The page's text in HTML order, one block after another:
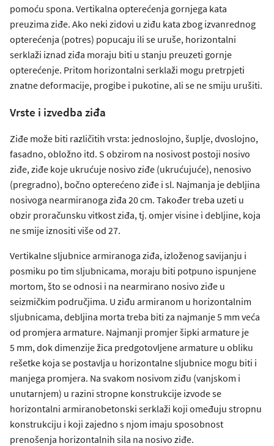
pomoću spona. Vertikalna opterećenja gornjega kata
preuzima ziđe. Ako neki zidovi u ziđu kata zbog izvanrednog
opterećenja (potres) popucaju ili se uruše, horizontalni
serklaži iznad ziđa moraju biti u stanju preuzeti gornje
opterećenje. Pritom horizontalni serklaži mogu pretrpjeti
znatne deformacije, progibe i pukotine, ali se ne smiju urušiti.
Vrste i izvedba ziđa
Ziđe može biti različitih vrsta: jednoslojno, šuplje, dvoslojno,
fasadno, obložno itd. S obzirom na nosivost postoji nosivo
ziđe, ziđe koje ukrućuje nosivo ziđe (ukrućujuće), nenosivo
(pregradno), bočno opterećeno ziđe i sl. Najmanja je debljina
nosivoga nearmiranoga ziđa 20 cm. Također treba uzeti u
obzir proračunsku vitkost ziđa, tj. omjer visine i debljine, koja
ne smije iznositi više od 27.
Vertikalne sljubnice armiranoga ziđa, izloženog savijanju i
posmiku po tim sljubnicama, moraju biti potpuno ispunjene
mortom, što se odnosi i na nearmirano nosivo ziđe u
seizmičkim područjima. U ziđu armiranom u horizontalnim
sljubnicama, debljina morta treba biti za najmanje 5 mm veća
od promjera armature. Najmanji promjer šipki armature je
5 mm, dok dimenzije žica predgotovljene armature u obliku
rešetke koja se postavlja u horizontalne sljubnice mogu biti i
manjega promjera. Na svakom nosivom ziđu (vanjskom i
unutarnjem) u razini stropne konstrukcije izvode se
horizontalni armiranobetonski serklaži koji omeđuju stropnu
konstrukciju i koji zajedno s njom imaju sposobnost
prenošenja horizontalnih sila na nosivo ziđe.